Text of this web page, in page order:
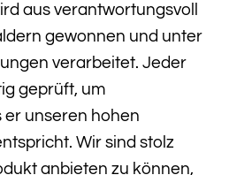
aus verantwortungsvoll
gewonnen und unter
verarbeitet. Jeder
geprüft, um
er unseren hohen
Wir sind stolz
anbieten zu können,